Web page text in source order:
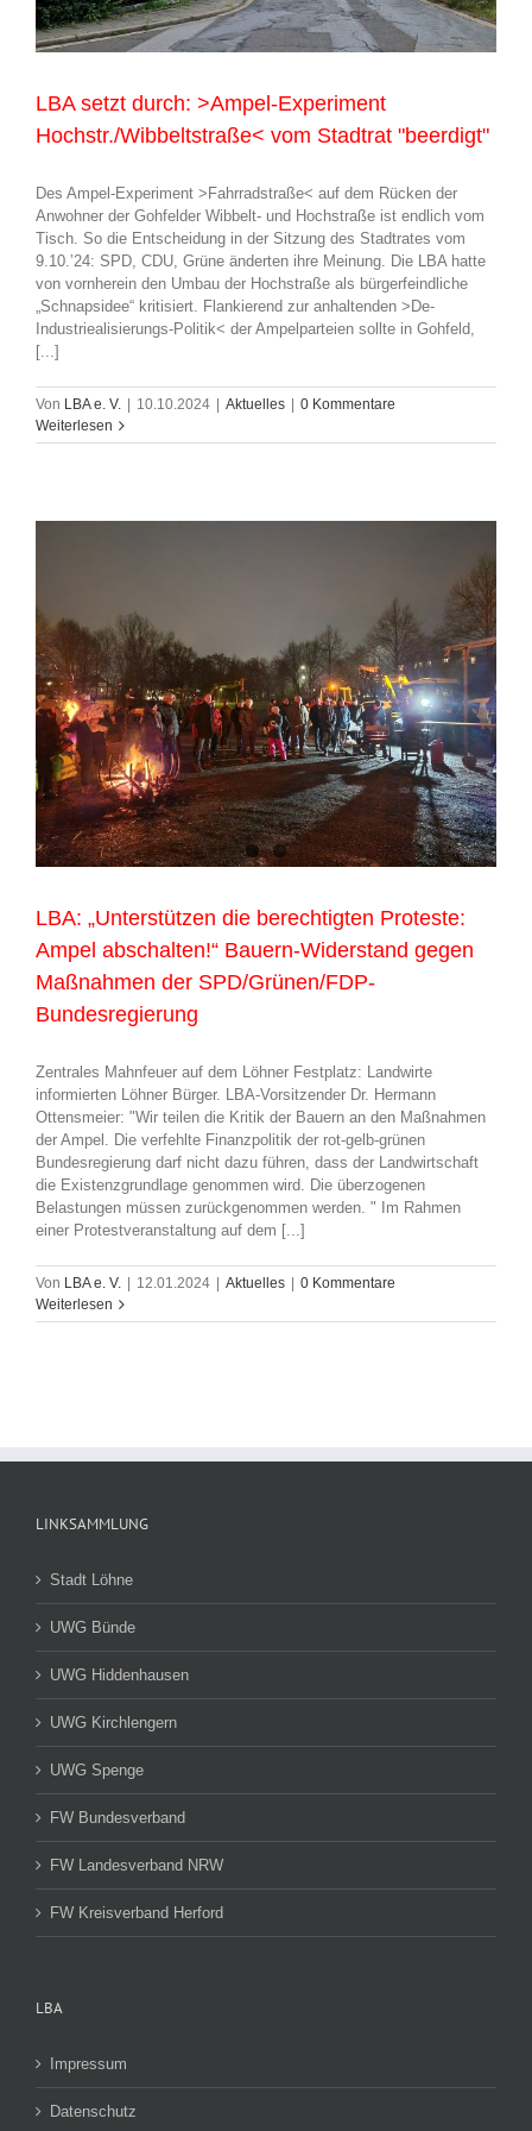
LBA setzt durch: >Ampel-Experiment
Hochstr./Wibbeltstraße< vom Stadtrat "beerdigt"
Des Ampel-Experiment >Fahrradstraße< auf dem Rücken der
Anwohner der Gohfelder Wibbelt- und Hochstraße ist endlich vom
Tisch. So die Entscheidung in der Sitzung des Stadtrates vom
9.10.’24: SPD, CDU, Grüne änderten ihre Meinung. Die LBA hatte
von vornherein den Umbau der Hochstraße als bürgerfeindliche
„Schnapsidee“ kritisiert. Flankierend zur anhaltenden >De-
Industriealisierungs-Politik< der Ampelparteien sollte in Gohfeld,
[...]
Von LBA e. V. | 10.10.2024 | Aktuelles | 0 Kommentare
Weiterlesen
LBA: „Unterstützen die berechtigten Proteste:
Ampel abschalten!“ Bauern-Widerstand gegen
Maßnahmen der SPD/Grünen/FDP-
Bundesregierung
Zentrales Mahnfeuer auf dem Löhner Festplatz: Landwirte
informierten Löhner Bürger. LBA-Vorsitzender Dr. Hermann
Ottensmeier: "Wir teilen die Kritik der Bauern an den Maßnahmen
der Ampel. Die verfehlte Finanzpolitik der rot-gelb-grünen
Bundesregierung darf nicht dazu führen, dass der Landwirtschaft
die Existenzgrundlage genommen wird. Die überzogenen
Belastungen müssen zurückgenommen werden. " Im Rahmen
einer Protestveranstaltung auf dem [...]
Von LBA e. V. | 12.01.2024 | Aktuelles | 0 Kommentare
Weiterlesen
LINKSAMMLUNG
Stadt Löhne
UWG Bünde
UWG Hiddenhausen
UWG Kirchlengern
UWG Spenge
FW Bundesverband
FW Landesverband NRW
FW Kreisverband Herford
LBA
Impressum
Datenschutz